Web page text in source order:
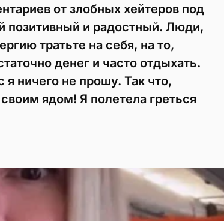
от злобных хейтеров под
позитивный и радостный. Люди,
тратьте на себя, на то,
денег и часто отдыхать.
я ничего не прошу. Так что,
ядом! Я полетела греться